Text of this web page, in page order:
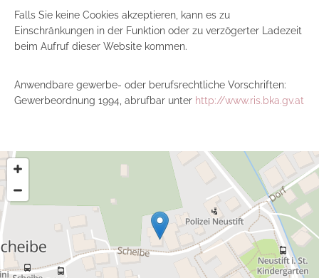
Falls Sie keine Cookies akzeptieren, kann es zu
Einschränkungen in der Funktion oder zu verzögerter Ladezeit
beim Aufruf dieser Website kommen.
Anwendbare gewerbe- oder berufsrechtliche Vorschriften:
Gewerbeordnung 1994, abrufbar unter http://www.ris.bka.gv.at